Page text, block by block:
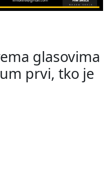
glasovima
prvi, tko je